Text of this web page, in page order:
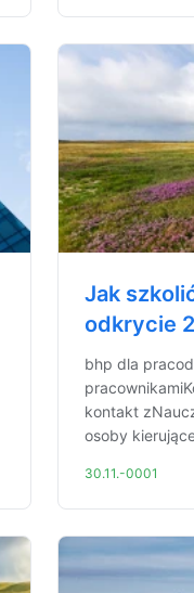
Jak
odkrycie
bhp dla
kontakt
osoby
30.11.-0001